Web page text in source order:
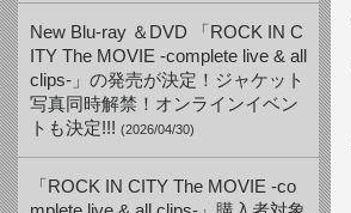
New Blu-ray ＆DVD 「ROCK IN C
ITY The MOVIE -complete live & all
clips-」の発売が決定！ジャケット
写真同時解禁！オンラインイベン
トも決定!!! (2026/04/30)
「ROCK IN CITY The MOVIE -co